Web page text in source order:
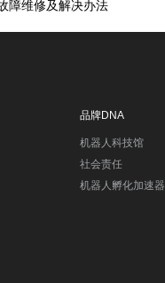
障维修及解决办法
品牌DNA
机器人科技馆
社会责任
机器人孵化加速器